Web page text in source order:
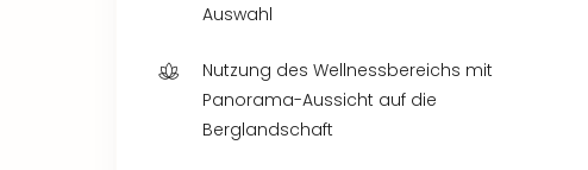
Auswahl
Nutzung des Wellnessbereichs mit
Panorama-Aussicht auf die
Berglandschaft